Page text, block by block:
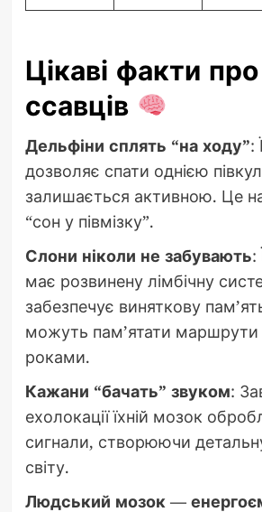
Цікаві факти
ссавців
Дельфіни сплять “на ходу”:
дозволяє спати однією
залишається активною. Це
“сон у півмізку”.
Слони ніколи не забувають:
має розвинену лімбічну
забезпечує виняткову
можуть пам’ятати маршрути
роками.
Кажани “бачать” звуком:
ехолокації їхній мозок
сигнали, створюючи
світу.
Людський мозок —